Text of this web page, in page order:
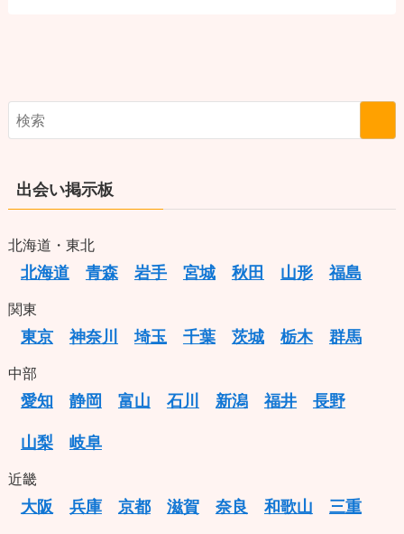
出会い掲示板
北海道・東北
北海道 青森 岩手 宮城 秋田 山形 福島
関東
東京 神奈川 埼玉 千葉 茨城 栃木 群馬
中部
愛知 静岡 富山 石川 新潟 福井 長野
山梨 岐阜
近畿
大阪 兵庫 京都 滋賀 奈良 和歌山 三重